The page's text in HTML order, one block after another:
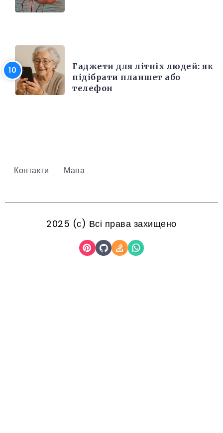
Гаджети для літніх людей: як
підібрати планшет або
телефон
Контакти Мапа
2025 (с) Всі права захищено